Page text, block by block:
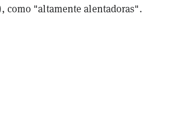
como "altamente alentadoras".